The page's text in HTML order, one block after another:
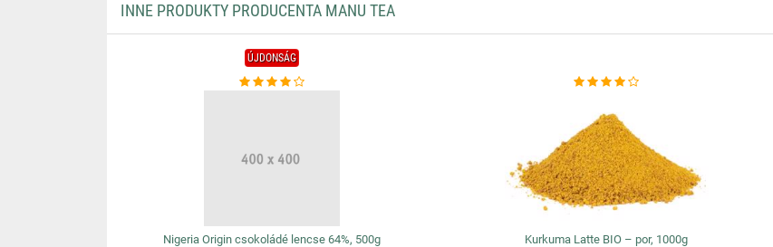
INNE PRODUKTY PRODUCENTA MANU TEA
ÚJDONSÁG
Nigeria Origin csokoládé lencse 64%, 500g Kurkuma Latte BIO – por, 1000g